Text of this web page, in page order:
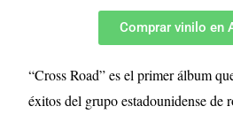
Comprar vinilo en
“Cross Road” es el primer álbum
éxitos del grupo estadounidense de